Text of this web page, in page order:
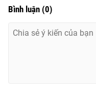
Bình luận (0)